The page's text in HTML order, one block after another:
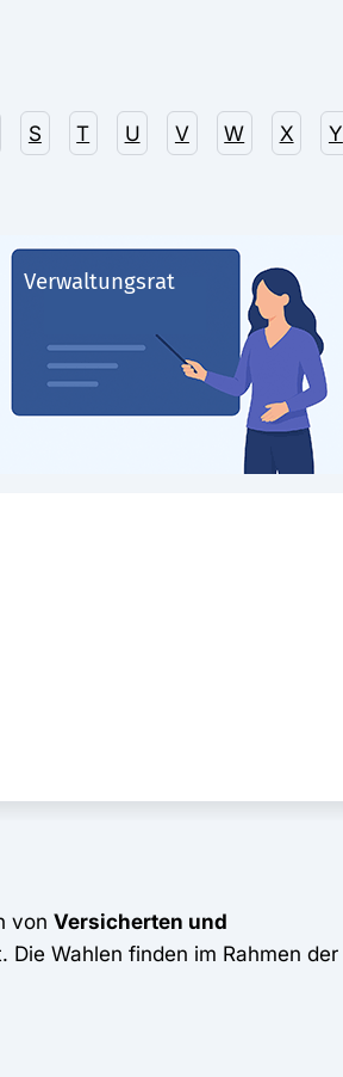
S T U V W X Y
von Versicherten und
Die Wahlen finden im Rahmen der